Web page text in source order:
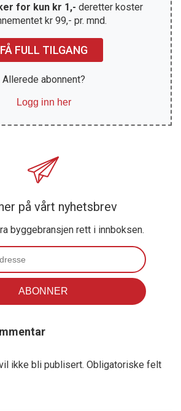
for kun kr 1,- deretter koster
kr 99,- pr. mnd.
FÅ FULL TILGANG
Allerede abonnent?
Logg inn her
på vårt nyhetsbrev
byggebransjen rett i innboksen.
ikke bli publisert. Obligatoriske felt